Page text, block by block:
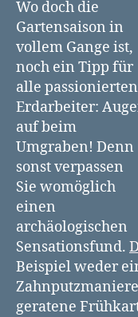
Wo doch die
Gartensaison in
vollem Gange ist,
noch ein Tipp für
alle passionierten
Erdarbeiter:
auf beim
Umgraben! Denn
sonst verpassen
Sie womöglich
einen
archäologischen
Sensationsfund.
Beispiel weder
geratene